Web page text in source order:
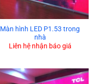
Màn hình LED P1.53 trong
nhà
Liên hệ nhận báo giá